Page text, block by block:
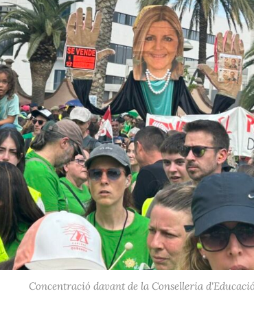
Concentració davant de la Conselleria